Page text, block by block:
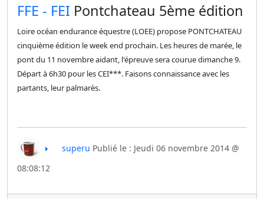
​FFE - FEI Pontchateau 5ème édition
Loire océan endurance équestre (LOEE) propose PONTCHATEAU
cinquième édition le week end prochain. Les heures de marée, le
pont du 11 novembre aidant, l'épreuve sera courue dimanche 9.
Départ à6h30 pour les CEI***. Faisons connaissance avec les
partants, leur palmarès.
superu Publié le : Jeudi 06 novembre 2014 @
08:08:12